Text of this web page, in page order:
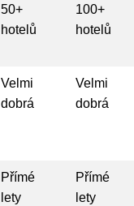
50+
hotelů
100+
hotelů
Velmi
dobrá
Velmi
dobrá
Přímé
lety
Přímé
lety